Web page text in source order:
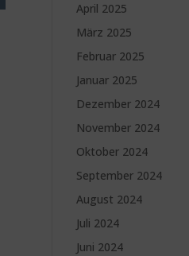
April 2025
März 2025
Februar 2025
Januar 2025
Dezember 2024
November 2024
Oktober 2024
September 2024
August 2024
Juli 2024
Juni 2024